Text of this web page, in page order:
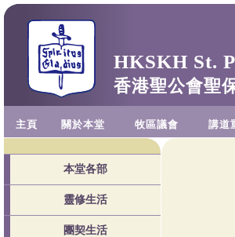
HKSKH St.
香港聖公會聖
主頁 關於本堂 牧區議會 講道
本堂各部
靈修生活
團契生活